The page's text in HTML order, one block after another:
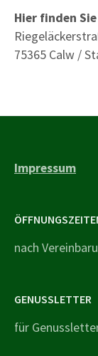
Hier finden
75365 Calw /
Impressum
nach
GENUSSLETTER
für